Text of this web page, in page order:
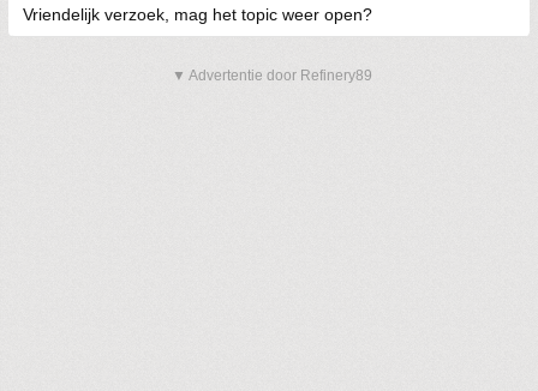
Vriendelijk verzoek, mag het topic weer open?
▼ Advertentie door Refinery89